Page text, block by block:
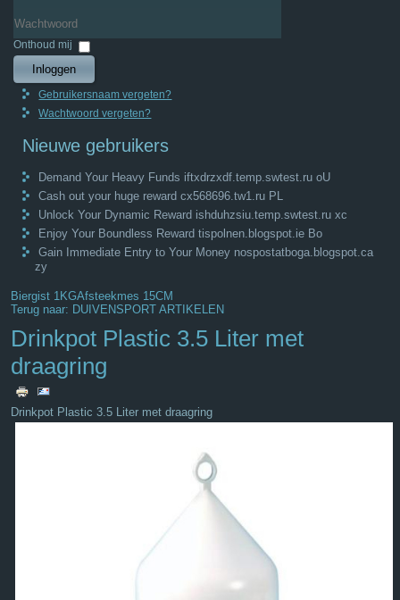
Wachtwoord
Onthoud mij
Inloggen
Gebruikersnaam vergeten?
Wachtwoord vergeten?
Nieuwe gebruikers
Demand Your Heavy Funds iftxdrzxdf.temp.swtest.ru oU
Cash out your huge reward cx568696.tw1.ru PL
Unlock Your Dynamic Reward ishduhzsiu.temp.swtest.ru xc
Enjoy Your Boundless Reward tispolnen.blogspot.ie Bo
Gain Immediate Entry to Your Money nospostatboga.blogspot.ca
zy
Biergist 1KGAfsteekmes 15CM
Terug naar: DUIVENSPORT ARTIKELEN
Drinkpot Plastic 3.5 Liter met
draagring
Drinkpot Plastic 3.5 Liter met draagring